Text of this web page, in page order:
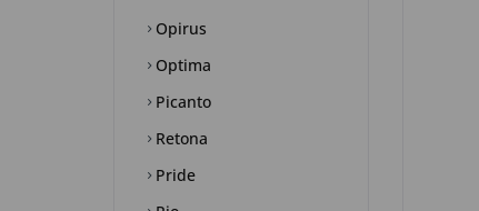
Opirus
Optima
Picanto
Retona
Pride